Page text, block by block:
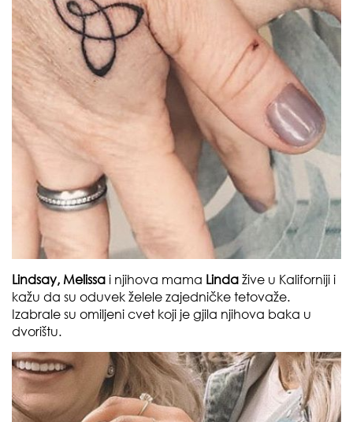
Lindsay, Melissa i njihova mama Linda žive u Kaliforniji i
kažu da su oduvek želele zajedničke tetovaže.
Izabrale su omiljeni cvet koji je gjila njihova baka u
dvorištu.